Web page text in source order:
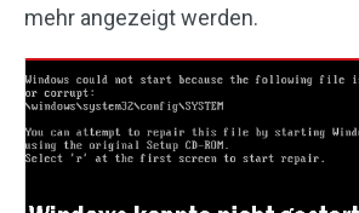
mehr angezeigt werden.